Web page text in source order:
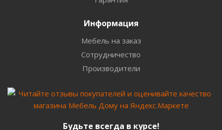
Информация
Мебель на заказ
Сотрудничество
Производители
Будьте всегда в курсе!